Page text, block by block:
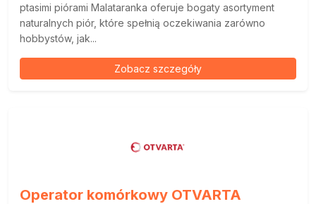
ptasimi piórami Malataranka oferuje bogaty asortyment
naturalnych piór, które spełnią oczekiwania zarówno
hobbystów, jak...
Zobacz szczegóły
Operator komórkowy OTVARTA